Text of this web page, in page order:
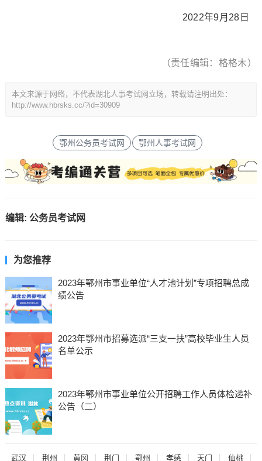
2022年9月28日
（责任编辑：格格木）
本文来源于网络，不代表湖北人事考试网立场，转载请注明出处：
http://www.hbrsks.cc/?id=30909
鄂州公务员考试网 鄂州人事考试网
编辑: 公务员考试网
为您推荐
2023年鄂州市事业单位“人才池计划”专项招聘总成
绩公告
2023年鄂州市招募选派“三支一扶”高校毕业生人员
名单公示
2023年鄂州市事业单位公开招聘工作人员体检递补
公告（二）
武汉 荆州 黄冈 荆门 鄂州 孝感 天门 仙桃